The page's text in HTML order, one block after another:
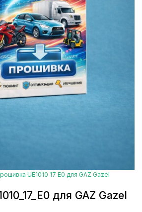
UE1010_17_E0 для GAZ Gazel
для GAZ Gazel